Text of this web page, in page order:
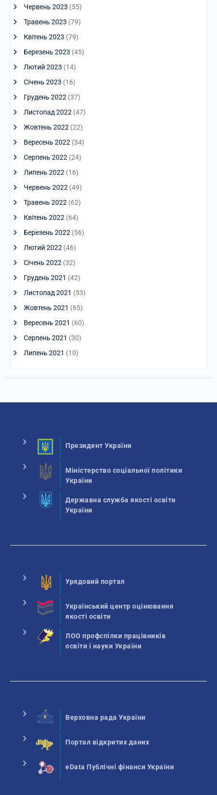
Червень 2023 (55)
Травень 2023 (79)
Квітень 2023 (79)
Березень 2023 (45)
Лютий 2023 (14)
Січень 2023 (16)
Грудень 2022 (37)
Листопад 2022 (47)
Жовтень 2022 (22)
Вересень 2022 (34)
Серпень 2022 (24)
Липень 2022 (16)
Червень 2022 (49)
Травень 2022 (62)
Квітень 2022 (64)
Березень 2022 (56)
Лютий 2022 (46)
Січень 2022 (32)
Грудень 2021 (42)
Листопад 2021 (53)
Жовтень 2021 (65)
Вересень 2021 (60)
Серпень 2021 (30)
Липень 2021 (10)
Президент України
Міністерство соціальної політики
України
Державна служба якості освіти
України
Урядовий портал
Український центр оцінювання
якості освіти
ЛОО профспілки працівників
освіти і науки України
Верховна рада України
Портал відкритих даних
eData Публічні фінанси України